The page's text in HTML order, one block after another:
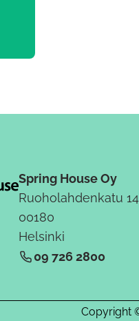
Spring House Oy
Ruoholahdenkatu 14
00180
Helsinki
09 726 2800
Copyright